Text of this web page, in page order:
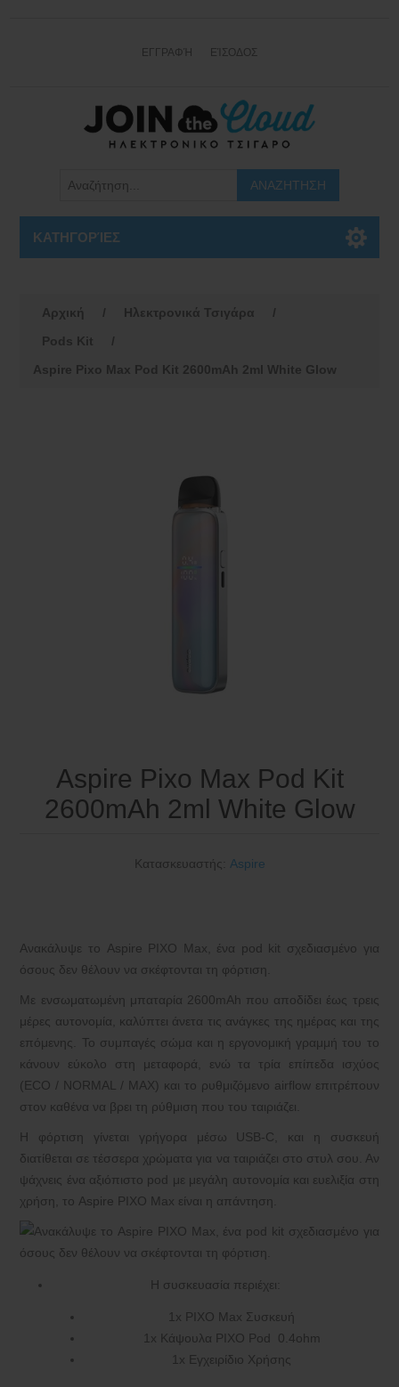
ΕΓΓΡΑΦΉ ΕΊΣΟΔΟΣ
ΚΑΤΗΓΟΡΊΕΣ
Αρχική / Ηλεκτρονικά Τσιγάρα
/
Pods Kit
/
Aspire Pixo Max Pod Kit 2600mAh 2ml White Glow
Aspire Pixo Max Pod Kit
2600mAh 2ml White Glow
Κατασκευαστής: Aspire
Ανακάλυψε το Aspire PIXO Max, ένα pod kit σχεδιασμένο για
όσους δεν θέλουν να σκέφτονται τη φόρτιση.
Με ενσωματωμένη μπαταρία 2600mAh που αποδίδει έως τρεις
μέρες αυτονομία, καλύπτει άνετα τις ανάγκες της ημέρας και της
επόμενης. Το συμπαγές σώμα και η εργονομική γραμμή του το
κάνουν εύκολο στη μεταφορά, ενώ τα τρία επίπεδα ισχύος
(ECO / NORMAL / MAX) και το ρυθμιζόμενο airflow επιτρέπουν
στον καθένα να βρει τη ρύθμιση που του ταιριάζει.
Η φόρτιση γίνεται γρήγορα μέσω USB-C, και η συσκευή
διατίθεται σε τέσσερα χρώματα για να ταιριάζει στο στυλ σου. Αν
ψάχνεις ένα αξιόπιστο pod με μεγάλη αυτονομία και ευελιξία στη
χρήση, το Aspire PIXO Max είναι η απάντηση.
Η συσκευασία περιέχει:
1x PIXO Max Συσκευή
1x Κάψουλα PIXO Pod 0.4ohm
1x Εγχειρίδιο Χρήσης